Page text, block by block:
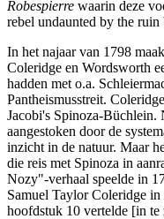
Robespierre waarin deze
rebel undaunted by the
In het najaar van 1798
Coleridge en Wordsworth
hadden met o.a.
Pantheismusstreit.
Jacobi's Spinoza-Büchlein.
aangestoken door de
inzicht in de natuur. Maar
die reis met Spinoza in
Nozy"-verhaal speelde in
Samuel Taylor Coleridge in
hoofdstuk 10 vertelde [in te